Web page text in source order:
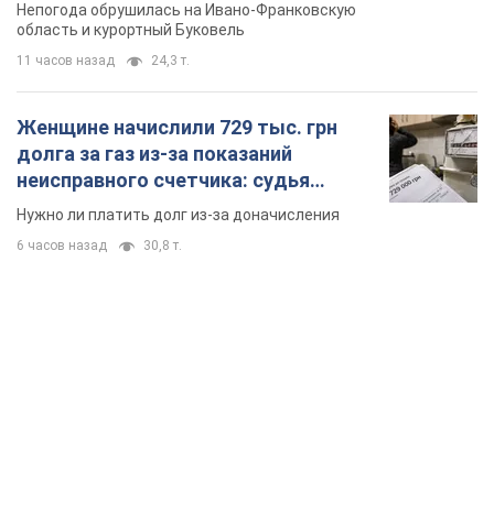
Непогода обрушилась на Ивано-Франковскую
область и курортный Буковель
11 часов назад 24,3 т.
Женщине начислили 729 тыс. грн
долга за газ из-за показаний
неисправного счетчика: судья
вынес неожиданное решение
Нужно ли платить долг из-за доначисления
6 часов назад 30,8 т.